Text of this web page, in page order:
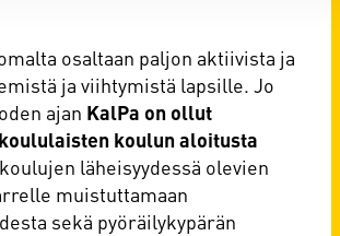
osaltaan paljon aktiivista ja
ja viihtymistä lapsille. Jo
ajan KalPa on ollut
koulun aloitusta
läheisyydessä olevien
muistuttamaan
sekä pyöräilykypärän